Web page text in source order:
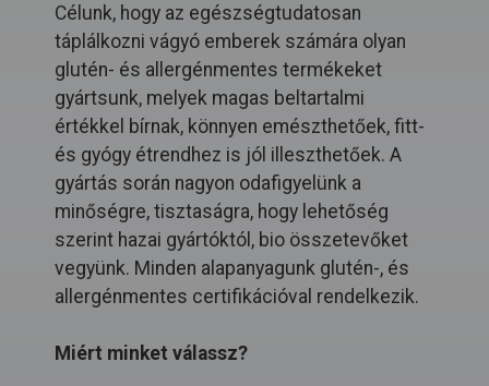
Célunk, hogy az egészségtudatosan
táplálkozni vágyó emberek számára olyan
glutén- és allergénmentes termékeket
gyártsunk, melyek magas beltartalmi
értékkel bírnak, könnyen emészthetőek, fitt-
és gyógy étrendhez is jól illeszthetőek. A
gyártás során nagyon odafigyelünk a
minőségre, tisztaságra, hogy lehetőség
szerint hazai gyártóktól, bio összetevőket
vegyünk. Minden alapanyagunk glutén-, és
allergénmentes certifikációval rendelkezik.
Miért minket válassz?